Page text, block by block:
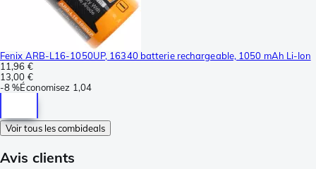
Fenix ARB-L16-1050UP, 16340 batterie rechargeable, 1050 mAh Li-Ion
11,96 €
13,00 €
-8 %Économisez 1,04
Voir tous les combideals
Avis clients